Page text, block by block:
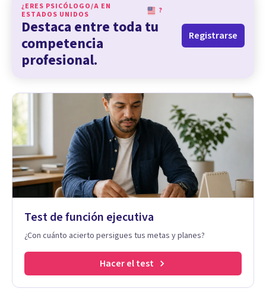
¿ERES PSICÓLOGO/A EN
ESTADOS UNIDOS
?
Destaca entre toda tu
competencia
profesional.
Registrarse
Test de función ejecutiva
¿Con cuánto acierto persigues tus metas y planes?
Hacer el test